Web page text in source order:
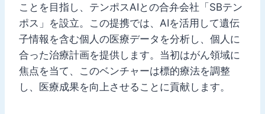
ことを目指し、テンポスAIとの合弁会社「SBテン
ポス」を設立。この提携では、AIを活用して遺伝
子情報を含む個人の医療データを分析し、個人に
合った治療計画を提供します。当初はがん領域に
焦点を当て、このベンチャーは標的療法を調整
し、医療成果を向上させることに貢献します。